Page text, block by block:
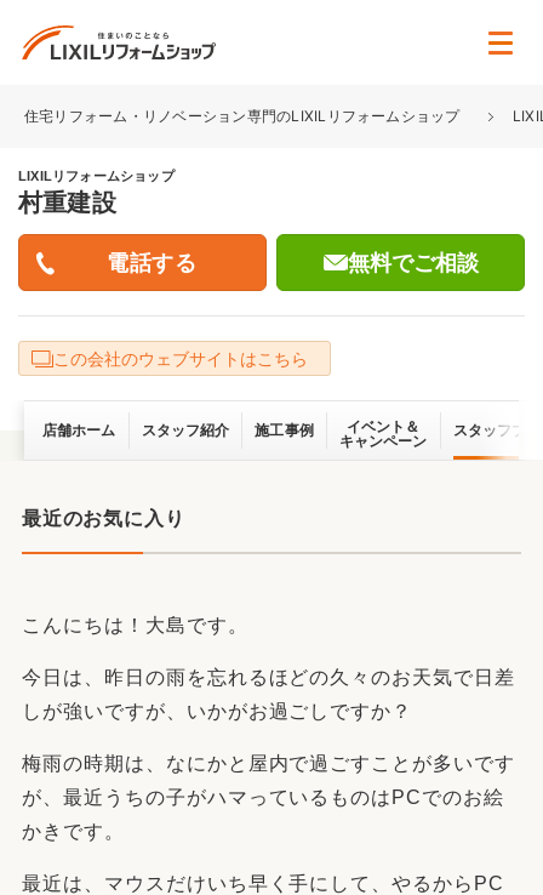
住宅リフォーム・リノベーション専門のLIXILリフォームショップ
LIXILリフォームショップ
村重建設
無料でご相談
この会社のウェブサイトはこちら
店舗ホーム スタッフ紹介 施工事例
イベント＆
キャンペーン
スタッフブ
最近のお気に入り
こんにちは！大島です。
今日は、昨日の雨を忘れるほどの久々のお天気で日差
しが強いですが、いかがお過ごしですか？
梅雨の時期は、なにかと屋内で過ごすことが多いです
が、最近うちの子がハマっているものはPCでのお絵
かきです。
最近は、マウスだけいち早く手にして、やるからPC